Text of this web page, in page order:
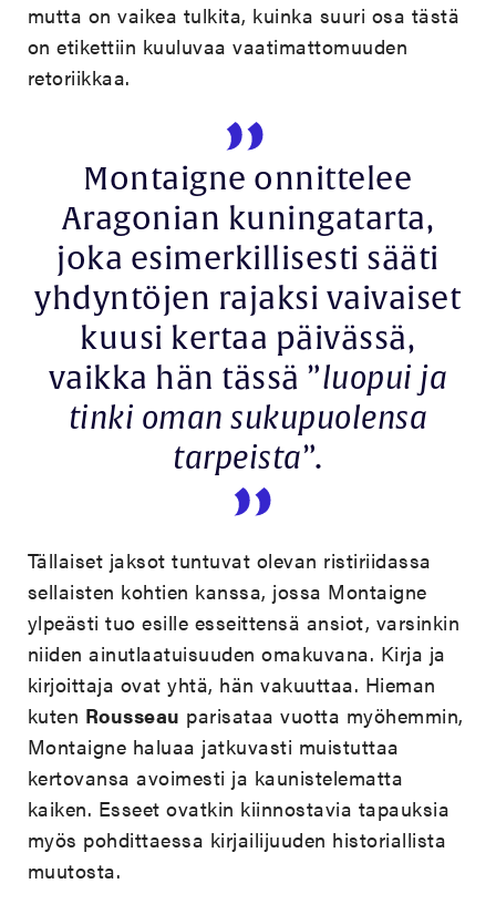
mutta on vaikea tulkita, kuinka suuri osa tästä
on etikettiin kuuluvaa vaatimattomuuden
retoriikkaa.
Montaigne onnittelee
Aragonian kuningatarta,
joka esimerkillisesti sääti
yhdyntöjen rajaksi vaivaiset
kuusi kertaa päivässä,
vaikka hän tässä ”luopui ja
tinki oman sukupuolensa
tarpeista”.
Tällaiset jaksot tuntuvat olevan ristiriidassa
sellaisten kohtien kanssa, jossa Montaigne
ylpeästi tuo esille esseittensä ansiot, varsinkin
niiden ainutlaatuisuuden omakuvana. Kirja ja
kirjoittaja ovat yhtä, hän vakuuttaa. Hieman
kuten Rousseau parisataa vuotta myöhemmin,
Montaigne haluaa jatkuvasti muistuttaa
kertovansa avoimesti ja kaunistelematta
kaiken. Esseet ovatkin kiinnostavia tapauksia
myös pohdittaessa kirjailijuuden historiallista
muutosta.